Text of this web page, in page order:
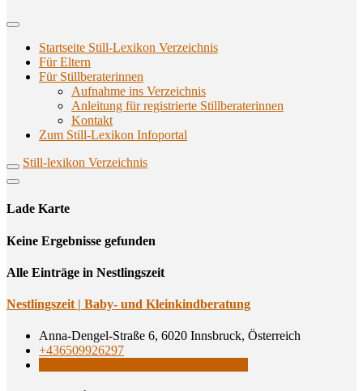
Startseite Still-Lexikon Verzeichnis
Für Eltern
Für Stillberaterinnen
Aufnahme ins Verzeichnis
Anlei­tung für regis­trier­te Stillberaterinnen
Kon­takt
Zum Still-Lexikon Infoportal
Still-lexikon Verzeichnis
Lade Karte
Кeine Ergebnisse gefunden
Alle Einträge in Nestlingszeit
Nest­lings­zeit | Baby- und Kleinkindberatung
Anna-Dengel-Straße 6, 6020 Innsbruck, Österreich
+436509926297